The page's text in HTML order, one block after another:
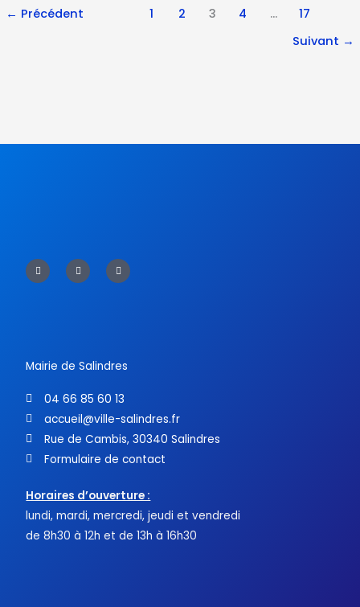
← Précédent 1 2 3 4 …
17
Suivant →
a
c
e
w
i
t
o
u
t
Mairie de Salindres
04 66 85 60 13
accueil@ville-salindres.fr
Rue de Cambis, 30340 Salindres
Formulaire de contact
Horaires d’ouverture :
lundi, mardi, mercredi, jeudi et vendredi
de 8h30 à 12h et de 13h à 16h30